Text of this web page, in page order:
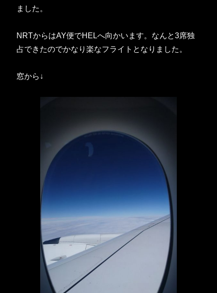
ました。
NRTからはAY便でHELへ向かいます。なんと3席独
占できたのでかなり楽なフライトとなりました。
窓から↓